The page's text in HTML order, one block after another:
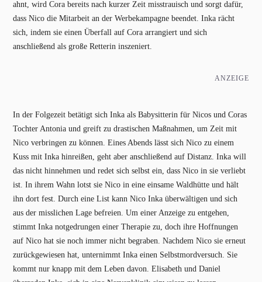
ahnt, wird Cora bereits nach kurzer Zeit misstrauisch und sorgt dafür,
dass Nico die Mitarbeit an der Werbekampagne beendet. Inka rächt
sich, indem sie einen Überfall auf Cora arrangiert und sich
anschließend als große Retterin inszeniert.
ANZEIGE
In der Folgezeit betätigt sich Inka als Babysitterin für Nicos und Coras
Tochter Antonia und greift zu drastischen Maßnahmen, um Zeit mit
Nico verbringen zu können. Eines Abends lässt sich Nico zu einem
Kuss mit Inka hinreißen, geht aber anschließend auf Distanz. Inka will
das nicht hinnehmen und redet sich selbst ein, dass Nico in sie verliebt
ist. In ihrem Wahn lotst sie Nico in eine einsame Waldhütte und hält
ihn dort fest. Durch eine List kann Nico Inka überwältigen und sich
aus der misslichen Lage befreien. Um einer Anzeige zu entgehen,
stimmt Inka notgedrungen einer Therapie zu, doch ihre Hoffnungen
auf Nico hat sie noch immer nicht begraben. Nachdem Nico sie erneut
zurückgewiesen hat, unternimmt Inka einen Selbstmordversuch. Sie
kommt nur knapp mit dem Leben davon. Elisabeth und Daniel